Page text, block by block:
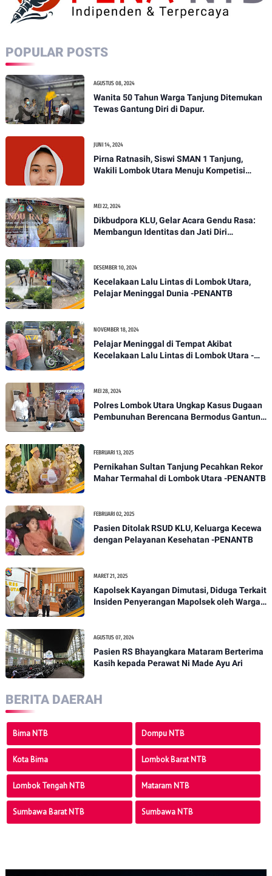
POPULAR POSTS
AGUSTUS 08, 2024
Wanita 50 Tahun Warga Tanjung Ditemukan
Tewas Gantung Diri di Dapur.
JUNI 14, 2024
Pirna Ratnasih, Siswi SMAN 1 Tanjung,
Wakili Lombok Utara Menuju Kompetisi
MEI 22, 2024
Dikbudpora KLU, Gelar Acara Gendu Rasa:
Membangun Identitas dan Jati Diri
DESEMBER 10, 2024
Kecelakaan Lalu Lintas di Lombok Utara,
Pelajar Meninggal Dunia -PENANTB
NOVEMBER 18, 2024
Pelajar Meninggal di Tempat Akibat
Kecelakaan Lalu Lintas di Lombok Utara -
MEI 28, 2024
Polres Lombok Utara Ungkap Kasus Dugaan
Pembunuhan Berencana Bermodus Gantung
FEBRUARI 13, 2025
Pernikahan Sultan Tanjung Pecahkan Rekor
Mahar Termahal di Lombok Utara -PENANTB
FEBRUARI 02, 2025
Pasien Ditolak RSUD KLU, Keluarga Kecewa
dengan Pelayanan Kesehatan -PENANTB
MARET 21, 2025
Kapolsek Kayangan Dimutasi, Diduga Terkait
Insiden Penyerangan Mapolsek oleh Warga -
AGUSTUS 07, 2024
Pasien RS Bhayangkara Mataram Berterima
Kasih kepada Perawat Ni Made Ayu Ari
BERITA DAERAH
Bima NTB Dompu NTB
Kota Bima Lombok Barat NTB
Lombok Tengah NTB Mataram NTB
Sumbawa Barat NTB Sumbawa NTB